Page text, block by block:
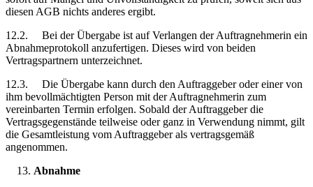
diesen AGB nichts anderes ergibt.
12.2. Bei der Übergabe ist auf Verlangen der Auftragnehmerin ein
Abnahmeprotokoll anzufertigen. Dieses wird von beiden
Vertragspartnern unterzeichnet.
12.3. Die Übergabe kann durch den Auftraggeber oder einer von
ihm bevollmächtigten Person mit der Auftragnehmerin zum
vereinbarten Termin erfolgen. Sobald der Auftraggeber die
Vertragsgegenstände teilweise oder ganz in Verwendung nimmt, gilt
die Gesamtleistung vom Auftraggeber als vertragsgemäß
angenommen.
Abnahme